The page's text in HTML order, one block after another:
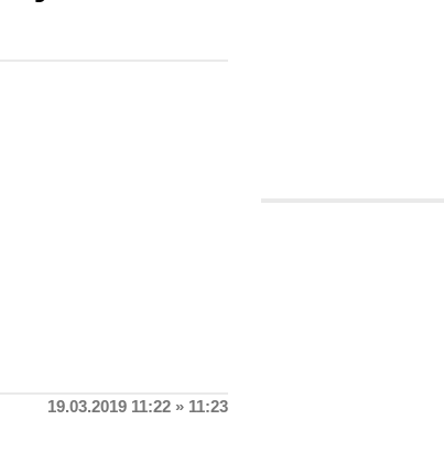
19.03.2019 11:22 » 11:23